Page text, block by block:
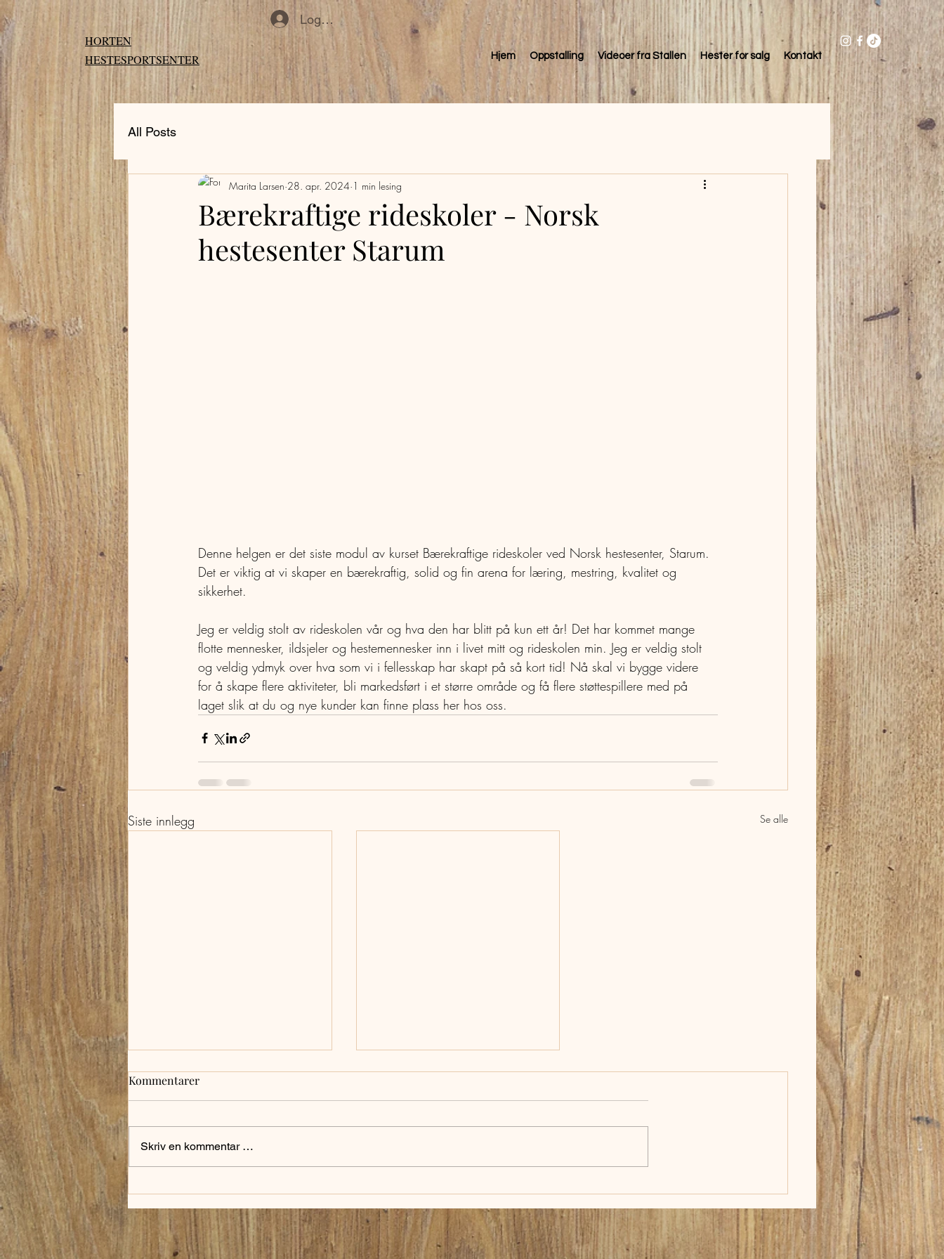
HORTEN
HESTESPORTSENTER
Hjem Oppstalling Videoer fra Stallen Hester for salg Kontakt
All Posts
Bærekraftige rideskoler - Norsk
hestesenter Starum
Marita Larsen 28. apr. 2024 1 min lesing
Denne helgen er det siste modul av kurset Bærekraftige rideskoler ved Norsk hestesenter, Starum.
Det er viktig at vi skaper en bærekraftig, solid og fin arena for læring, mestring, kvalitet og
sikkerhet.
Jeg er veldig stolt av rideskolen vår og hva den har blitt på kun ett år! Det har kommet mange
flotte mennesker, ildsjeler og hestemennesker inn i livet mitt og rideskolen min. Jeg er veldig stolt
og veldig ydmyk over hva som vi i fellesskap har skapt på så kort tid! Nå skal vi bygge videre
for å skape flere aktiviteter, bli markedsført i et større område og få flere støttespillere med på
laget slik at du og nye kunder kan finne plass her hos oss.
Siste innlegg Se alle
Felini og Olympia Van Erius
dager siden. Det ble dessverre
komplikasjoner underveis og...
Høsten?
Kommentarer
Skriv en kommentar …
Logg inn